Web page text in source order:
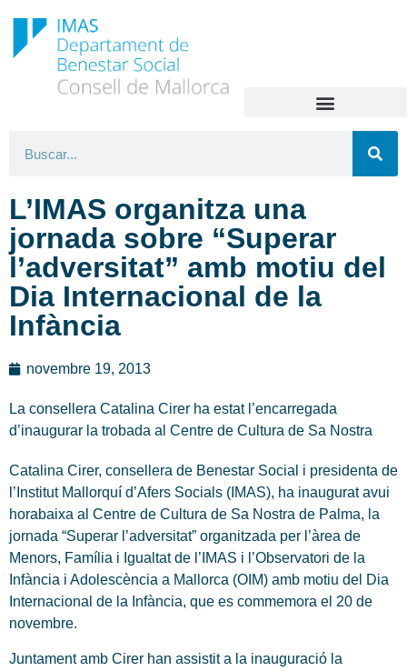
L’IMAS organitza una
jornada sobre “Superar
l’adversitat” amb motiu del
Dia Internacional de la
Infància
novembre 19, 2013
La consellera Catalina Cirer ha estat l’encarregada
d’inaugurar la trobada al Centre de Cultura de Sa Nostra
Catalina Cirer, consellera de Benestar Social i presidenta de
l’Institut Mallorquí d’Afers Socials (IMAS), ha inaugurat avui
horabaixa al Centre de Cultura de Sa Nostra de Palma, la
jornada “Superar l’adversitat” organitzada per l’àrea de
Menors, Família i Igualtat de l’IMAS i l’Observatori de la
Infància i Adolescència a Mallorca (OIM) amb motiu del Dia
Internacional de la Infància, que es commemora el 20 de
novembre.
Juntament amb Cirer han assistit a la inauguració la